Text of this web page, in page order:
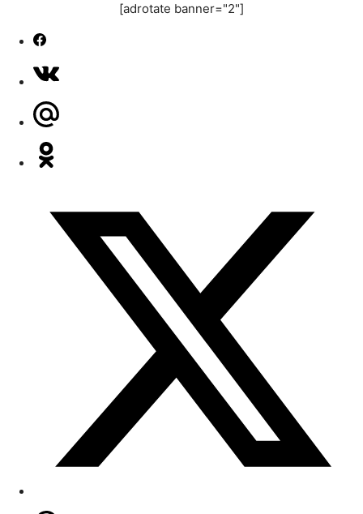
[adrotate banner="2"]